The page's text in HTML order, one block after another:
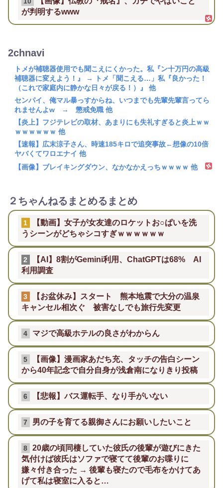
が判明するwww
2chnavi
トメが補聴器使用でも聞こえにくかった。私『ン十万円の高級
補聴器に変えよう！』 → トメ「聞こえる…」私『良かった！
（これで家庭内に静かな日々が戻る！）』 他
センパイ、俺マル暴っすからね、いつまでも先輩先輩言ってら
れませんよw → 懲戒免職 他
【炎上】フジテレビの取材、あまりにも失礼すぎると炎上ｗｗ
ｗｗｗｗｗｗ 他
【速報】広末涼子さん、時速185キロで追突事故←想像の10倍
ヤバくてワロエナイ 他
【画像】ブレイキングダウン、なかなかえっちｗｗｗｗ 他
２ちゃんねるまとめるまとめ
1
【動画】女子が女友達のロケットお○ぱいを洗
うシーンがどちゃシコすぎｗｗｗｗｗｗ
2
【AI】8割がGemini利用、ChatGPTは68% AI
利用調査
3
【お盆休み】スタート 熊本地震で大分の温泉
キャンセル相次ぐ 被害なしでも旅行先変更
4 マジで高級ホテルの良さがわからん
5
【画像】漫画家あだち充、タッチの告白シーン
から40年記念で自分自身が浅倉南になりきり投稿
6 【悲報】バス運転手、なり手がいない
7 男の子を育てる親御さんにお願いしたいこと
8
20歳の頃同棲していた彼氏の後輩が遊びにきた
気付けば彼氏はソファで寝てて後輩のお喋りに
嫌々付き合った → 後輩も寝たので毛布をかけてあ
げて私は寝室に入ると…